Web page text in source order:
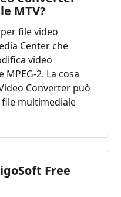
MTV?
file video
Center che
video
2. La cosa
Converter può
multimediale
Free